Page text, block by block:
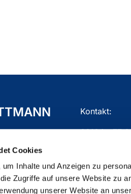
Cookies
Inhalte und Anzeigen zu
Zugriffe auf unsere Website zu
unserer Website an
Kontakt:
02104 - 77